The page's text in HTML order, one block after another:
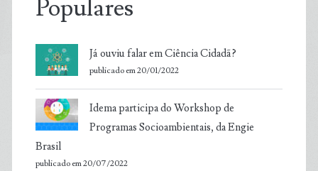
Populares
Já ouviu falar em Ciência Cidadã?
publicado em 20/01/2022
Idema participa do Workshop de
Programas Socioambientais, da Engie
Brasil
publicado em 20/07/2022